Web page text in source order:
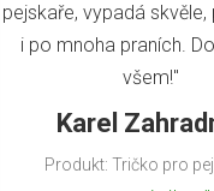
pejskaře, vypadá
i po mnoha praních.
všem!"
Karel
Produkt: Tričko pro